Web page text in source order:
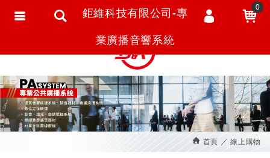
首頁 線上購物
鉅維科技有限公司-專
業廣播音響系統
0
會員登入
會員註冊
忘記密碼
訂單查詢
追蹤清單
匯款通知
繁體中文